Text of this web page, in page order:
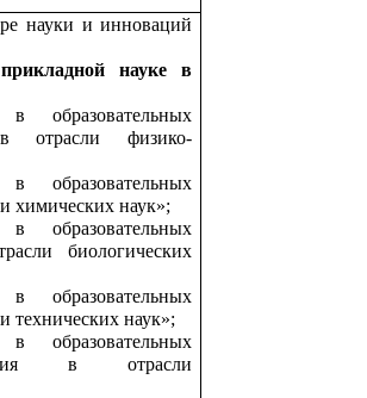
науки и инноваций
наукев
образовательных
отрасли физико-
образовательных
химических наук»;
образовательных
биологических
образовательных
технических наук»;
образовательных
в отрасли